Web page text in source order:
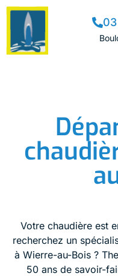
03
Votre chaudière est
recherchez un
à Wierre-au-Bois ?
50 ans de savoir-